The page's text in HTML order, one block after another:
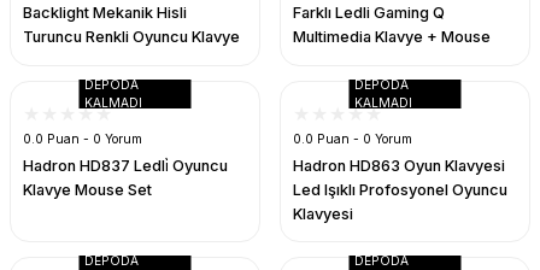
Backlight Mekanik Hisli
Turuncu Renkli Oyuncu Klavye
Farklı Ledli Gaming Q
Multimedia Klavye + Mouse
DEPODA
KALMADI
0.0 Puan - 0 Yorum
Hadron HD837 Ledli̇ Oyuncu
Klavye Mouse Set
DEPODA
KALMADI
0.0 Puan - 0 Yorum
Hadron HD863 Oyun Klavyesi
Led Işıklı Profosyonel Oyuncu
Klavyesi
DEPODA
DEPODA